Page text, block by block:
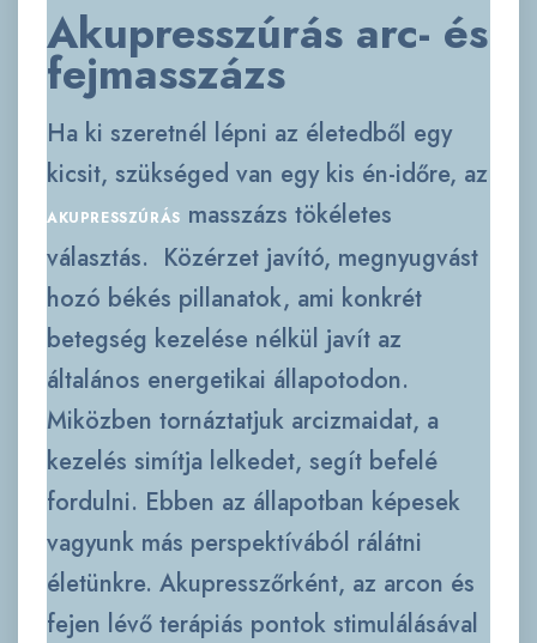
Akupresszúrás arc- és
fejmasszázs
Ha ki szeretnél lépni az életedből egy
kicsit, szükséged van egy kis én-időre, az
AKUPRESSZÚRÁS masszázs tökéletes
választás. Közérzet javító, megnyugvást
hozó békés pillanatok, ami konkrét
betegség kezelése nélkül javít az
általános energetikai állapotodon.
Miközben tornáztatjuk arcizmaidat, a
kezelés simítja lelkedet, segít befelé
fordulni. Ebben az állapotban képesek
vagyunk más perspektívából rálátni
életünkre. Akupresszőrként, az arcon és
fejen lévő terápiás pontok stimulálásával